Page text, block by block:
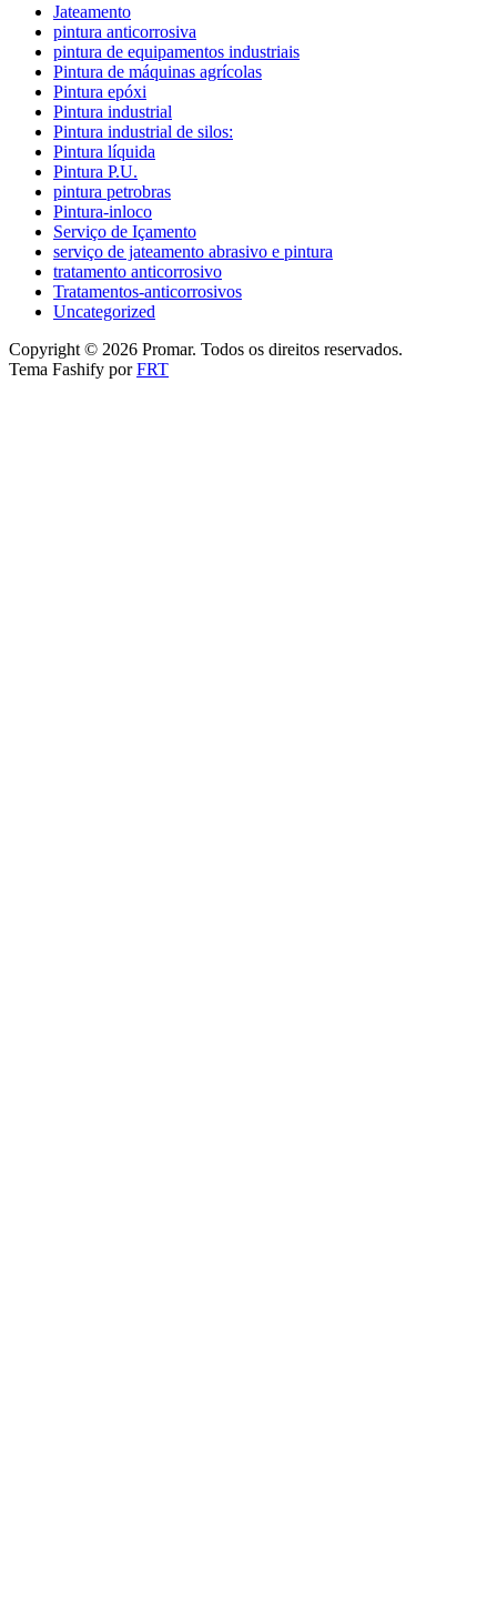
Jateamento
pintura anticorrosiva
pintura de equipamentos industriais
Pintura de máquinas agrícolas
Pintura epóxi
Pintura industrial
Pintura industrial de silos:
Pintura líquida
Pintura P.U.
pintura petrobras
Pintura-inloco
Serviço de Içamento
serviço de jateamento abrasivo e pintura
tratamento anticorrosivo
Tratamentos-anticorrosivos
Uncategorized
Copyright © 2026 Promar. Todos os direitos reservados.
Tema Fashify porFRT